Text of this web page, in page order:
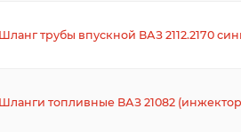
Шланг трубы впускной ВАЗ 2112.2170
Шланги топливные ВАЗ 21082